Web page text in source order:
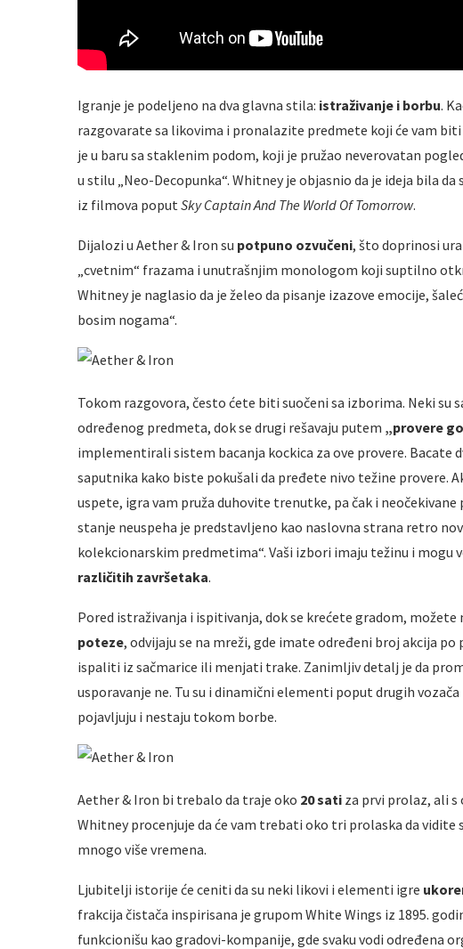
Igranje je podeljeno na dva glavna stila: istraživanje i borbu.
razgovarate sa likovima i pronalazite predmete koji će vam
je u baru sa staklenim podom, koji je pružao neverovatan
u stilu „Neo-Decopunka“. Whitney je objasnio da je ideja bila
iz filmova poputSky Captain And The World Of Tomorrow.
Dijalozi u Aether & Iron su potpuno ozvučeni, što doprinosi
„cvetnim“ frazama i unutrašnjim monologom koji suptilno
Whitney je naglasio da je želeo da pisanje izazove emocije,
bosim nogama“.
Tokom razgovora, često ćete biti suočeni sa izborima. Neki su
određenog predmeta, dok se drugi rešavaju putem „provere
implementirali sistem bacanja kockica za ove provere. Bacate
saputnika kako biste pokušali da pređete nivo težine provere.
uspete, igra vam pruža duhovite trenutke, pa čak i neočekivane
stanje neuspeha je predstavljeno kao naslovna strana retro
kolekcionarskim predmetima“. Vaši izbori imaju težinu i mogu
različitih završetaka.
Pored istraživanja i ispitivanja, dok se krećete gradom, možete
poteze, odvijaju se na mreži, gde imate određeni broj akcija
ispaliti iz sačmarice ili menjati trake. Zanimljiv detalj je da
usporavanje ne. Tu su i dinamični elementi poput drugih
pojavljuju i nestaju tokom borbe.
Aether & Iron bi trebalo da traje oko 20 sati za prvi prolaz, ali
Whitney procenjuje da će vam trebati oko tri prolaska da vidite
mnogo više vremena.
Ljubitelji istorije će ceniti da su neki likovi i elementi igre
frakcija čistača inspirisana je grupom White Wings iz 1895.
funkcionišu kao gradovi-kompanije, gde svaku vodi određena